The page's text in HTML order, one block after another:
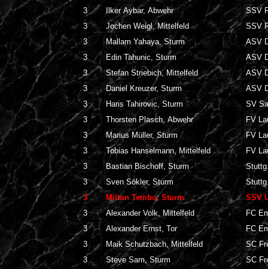
3
Ilker Aybar, Abwehr
SSV
3
Jochen Weigl, Mittelfeld
SSV
3
Mallam Yahaya, Sturm
ASV
3
Edin Tahunic, Sturm
ASV
3
Stefan Striebich, Mittelfeld
ASV
3
Daniel Kreuzer, Sturm
ASV
3
Haris Tahirovic, Sturm
SV
3
Thorsten Plasch, Abwehr
FV
3
Marius Müller, Sturm
FV
3
Tobias Hanselmann, Mittelfeld
FV
3
Bastian Bischoff, Sturm
3
Sven Sökler, Sturm
3
Milton Tembo, Sturm
SSV
3
Alexander Volk, Mittelfeld
FC
3
Alexander Ernst, Tor
FC
3
Maik Schutzbach, Mittelfeld
SC
3
Steve Sam, Sturm
SC